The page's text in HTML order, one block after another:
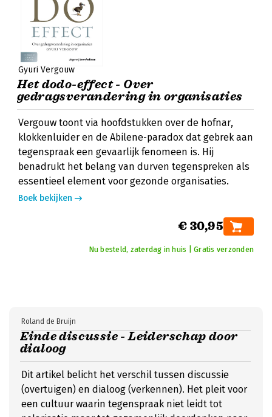
Gyuri Vergouw
Het dodo-effect - Over
gedragsverandering in organisaties
Vergouw toont via hoofdstukken over de hofnar,
klokkenluider en de Abilene-paradox dat gebrek aan
tegenspraak een gevaarlijk fenomeen is. Hij
benadrukt het belang van durven tegenspreken als
essentieel element voor gezonde organisaties.
Boek bekijken
€ 30,95
Nu besteld, zaterdag in huis | Gratis verzonden
Einde discussie - Leiderschap door
dialoog
Roland de Bruijn
Dit artikel belicht het verschil tussen discussie
(overtuigen) en dialoog (verkennen). Het pleit voor
een cultuur waarin tegenspraak niet leidt tot